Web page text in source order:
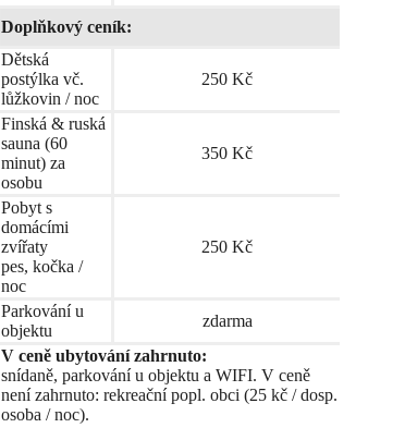
Doplňkový ceník:
Dětská
postýlka vč.
lůžkovin / noc
250 Kč
Finská & ruská
sauna (60
minut) za
osobu
350 Kč
Pobyt s
domácími
zvířaty
pes, kočka /
noc
250 Kč
Parkování u
objektu
zdarma
V ceně ubytování zahrnuto:
snídaně, parkování u objektu a WIFI. V ceně
není zahrnuto: rekreační popl. obci (25 kč / dosp.
osoba / noc).